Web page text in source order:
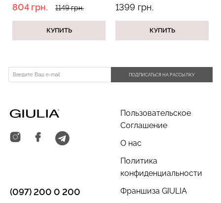
(белый)
804 грн. 1149 грн.
КУПИТЬ
pink (розовый)
1399 грн.
КУПИТЬ
ПОДПИСАТЬСЯ НА РАССЫЛКУ
Пользовательское
Соглашение
О нас
Политика
конфиденциальности
Франшиза GIULIA
(097) 200 0 200
Велосипедки с пуш-ап
эффектом бесшовные
(черный) Giulia
Бесшовные трусы
хипстеры HIPSTER BRIEFS
(бежевый) Giulia